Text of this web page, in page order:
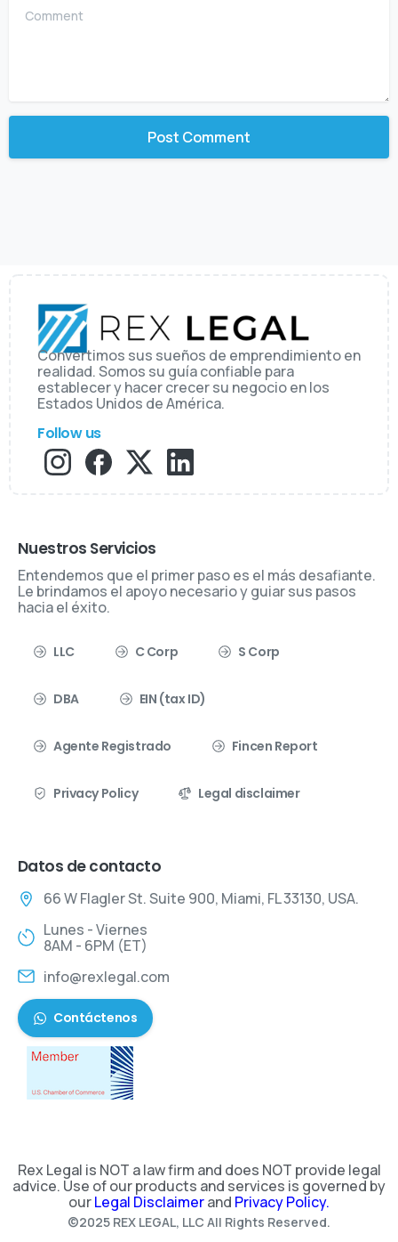
Convertimos sus sueños de emprendimiento en
realidad. Somos su guía confiable para
establecer y hacer crecer su negocio en los
Estados Unidos de América.
Follow us
Nuestros Servicios
Entendemos que el primer paso es el más desafiante.
Le brindamos el apoyo necesario y guiar sus pasos
hacia el éxito.
LLC C Corp S Corp
DBA EIN (tax ID)
Agente Registrado Fincen Report
Privacy Policy Legal disclaimer
Datos de contacto
66 W Flagler St. Suite 900, Miami, FL 33130, USA.
Lunes - Viernes
8AM - 6PM (ET)
info@rexlegal.com
Contáctenos
Rex Legal is NOT a law firm and does NOT provide legal
advice. Use of our products and services is governed by
ourLegal Disclaimerand Privacy Policy.
©2025 REX LEGAL, LLC All Rights Reserved.